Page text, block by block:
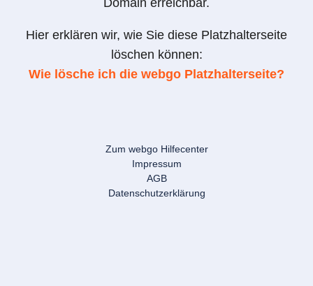
Hier erklären wir, wie Sie diese Platzhalterseite
löschen können:
Wie lösche ich die webgo Platzhalterseite?
Zum webgo Hilfecenter
Impressum
AGB
Datenschutzerklärung